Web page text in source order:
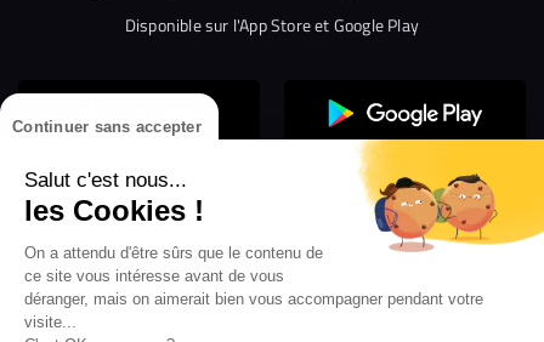
Continuer sans accepter
Salut c'est nous...
les Cookies !
On a attendu d'être sûrs que le contenu de
ce site vous intéresse avant de vous
déranger, mais on aimerait bien vous accompagner pendant votre
visite...
Disponible sur l'App Store et Google Play
Confidentialité
Gestion des cookies
Conditions générales d’utilisation
Mentions légales